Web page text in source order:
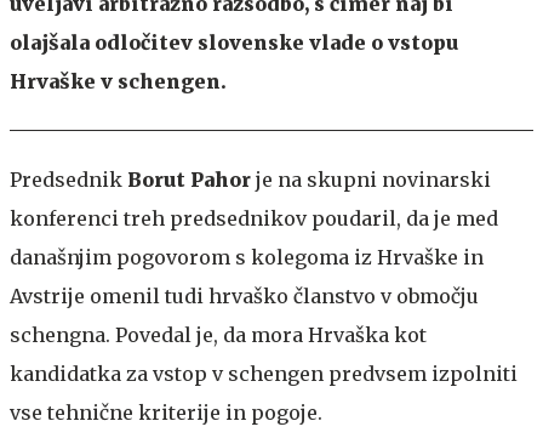
olajšala odločitev slovenske vlade o vstopu
Hrvaške v schengen.
Predsednik Borut Pahor je na skupni novinarski
konferenci treh predsednikov poudaril, da je med
današnjim pogovorom s kolegoma iz Hrvaške in
Avstrije omenil tudi hrvaško članstvo v območju
schengna. Povedal je, da mora Hrvaška kot
kandidatka za vstop v schengen predvsem izpolniti
vse tehnične kriterije in pogoje.